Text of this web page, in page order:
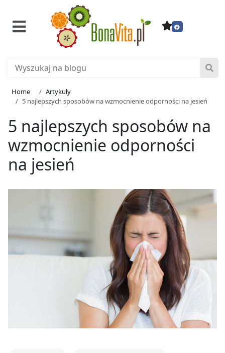
Home
Artykuły
5 najlepszych sposobów na wzmocnienie odporności na jesień
5 najlepszych sposobów na
wzmocnienie odporności
na jesień